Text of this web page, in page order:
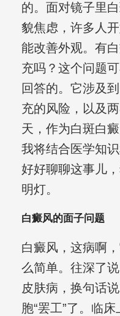
的。面对镜子里
貌焦虑，许多人
能改善外观。有
充吗？这个问题
回答的。它涉及
充的风险，以及
天，作为白斑白
我将结合医学知
好好聊聊这事儿
明灯。
白癜风的面子问题
白癜风，这病啊
么简单。往深了
皮肤病，换句话
胞“罢工”了。临